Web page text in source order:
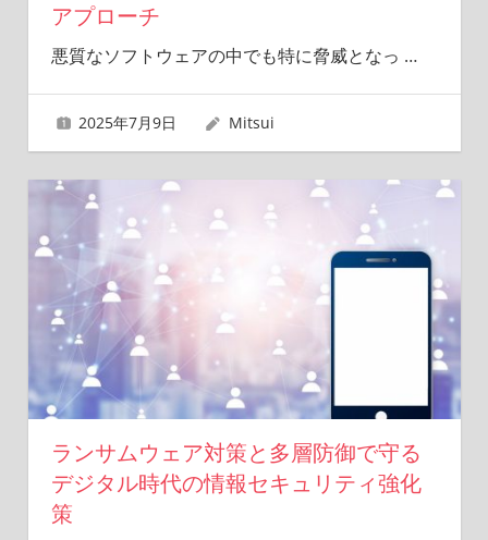
アプローチ
悪質なソフトウェアの中でも特に脅威となっ …
2025年7月9日 Mitsui
ランサムウェア対策と多層防御で守る
デジタル時代の情報セキュリティ強化
策